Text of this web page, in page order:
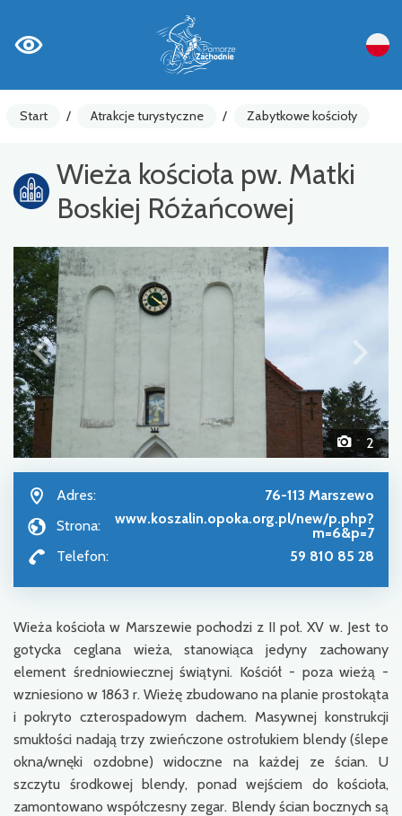
Start / Atrakcje turystyczne / Zabytkowe kościoły
Wieża kościoła pw. Matki
Boskiej Różańcowej
2
Adres:
76-113 Marszewo
Strona:
www.koszalin.opoka.org.pl/new/p.php?
m=6&p=7
Telefon:
59 810 85 28
Wieża kościoła w Marszewie pochodzi z II poł. XV w. Jest to
gotycka ceglana wieża, stanowiąca jedyny zachowany
element średniowiecznej świątyni. Kościół - poza wieżą -
wzniesiono w 1863 r. Wieżę zbudowano na planie prostokąta
i pokryto czterospadowym dachem. Masywnej konstrukcji
smukłości nadają trzy zwieńczone ostrołukiem blendy (ślepe
okna/wnęki ozdobne) widoczne na każdej ze ścian. U
szczytu środkowej blendy, ponad wejściem do kościoła,
zamontowano współczesny zegar. Blendy ścian bocznych są